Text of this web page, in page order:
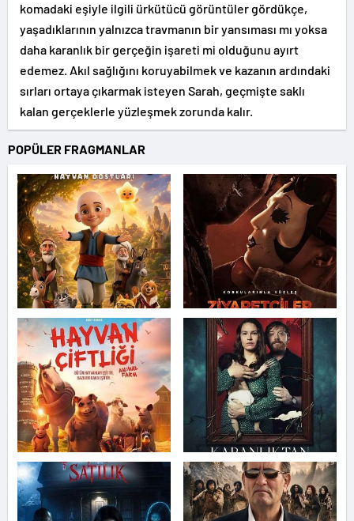
komadaki eşiyle ilgili ürkütücü görüntüler gördükçe,
yaşadıklarının yalnızca travmanın bir yansıması mı yoksa
daha karanlık bir gerçeğin işareti mi olduğunu ayırt
edemez. Akıl sağlığını koruyabilmek ve kazanın ardındaki
sırları ortaya çıkarmak isteyen Sarah, geçmişte saklı
kalan gerçeklerle yüzleşmek zorunda kalır.
POPÜLER FRAGMANLAR